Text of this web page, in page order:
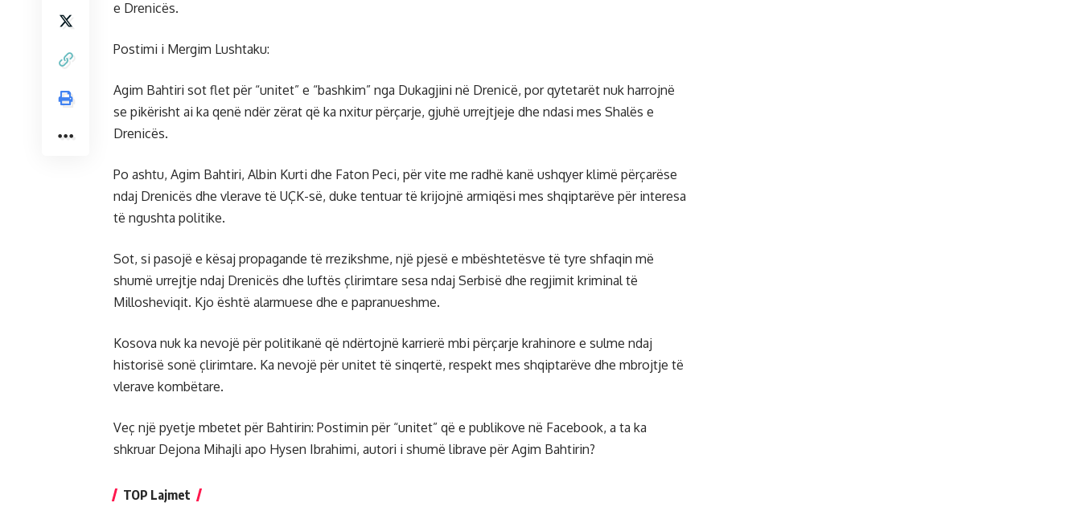
e Drenicës.
Postimi i Mergim Lushtaku:
Agim Bahtiri sot flet për “unitet” e “bashkim” nga Dukagjini në Drenicë, por qytetarët nuk harrojnë
se pikërisht ai ka qenë ndër zërat që ka nxitur përçarje, gjuhë urrejtjeje dhe ndasi mes Shalës e
Drenicës.
Po ashtu, Agim Bahtiri, Albin Kurti dhe Faton Peci, për vite me radhë kanë ushqyer klimë përçarëse
ndaj Drenicës dhe vlerave të UÇK-së, duke tentuar të krijojnë armiqësi mes shqiptarëve për interesa
të ngushta politike.
Sot, si pasojë e kësaj propagande të rrezikshme, një pjesë e mbështetësve të tyre shfaqin më
shumë urrejtje ndaj Drenicës dhe luftës çlirimtare sesa ndaj Serbisë dhe regjimit kriminal të
Millosheviqit. Kjo është alarmuese dhe e papranueshme.
Kosova nuk ka nevojë për politikanë që ndërtojnë karrierë mbi përçarje krahinore e sulme ndaj
historisë sonë çlirimtare. Ka nevojë për unitet të sinqertë, respekt mes shqiptarëve dhe mbrojtje të
vlerave kombëtare.
Veç një pyetje mbetet për Bahtirin: Postimin për “unitet” që e publikove në Facebook, a ta ka
shkruar Dejona Mihajli apo Hysen Ibrahimi, autori i shumë librave për Agim Bahtirin?
TOP Lajmet